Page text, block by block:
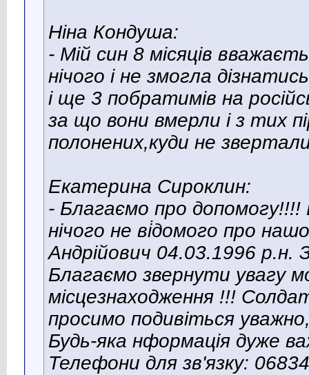
Ніна Кондуша:
- Мій син 8 місяців
нічого і не змогла
і ще 3 побратимів на
за що вони вмерли і з тих
полонених,куди не
Екатерина Сироклин:
- Благаємо про
нічого не вi̇домого про
Андрійович 04.03.1996 p.н.
Благаємо звернути увагу
місцезнаходження !!!
просимо подивіться
Будь-яка нформація дуже
Телефони для зв'язку: